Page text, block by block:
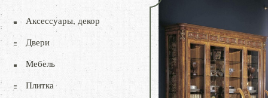
Аксессуары, декор
Двери
Мебель
Плитка